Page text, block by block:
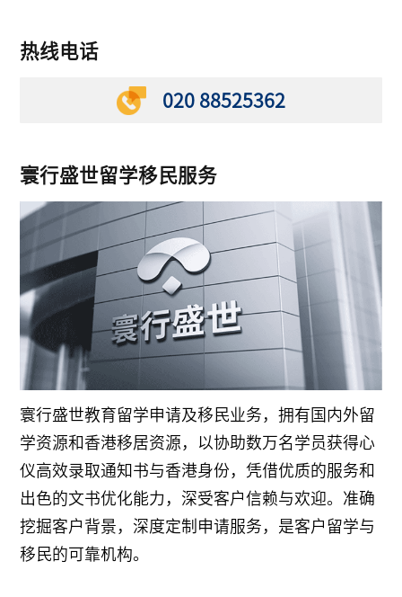
热线电话
020 88525362
寰行盛世留学移民服务
寰行盛世教育留学申请及移民业务，拥有国内外留
学资源和香港移居资源，以协助数万名学员获得心
仪高效录取通知书与香港身份，凭借优质的服务和
出色的文书优化能力，深受客户信赖与欢迎。准确
挖掘客户背景，深度定制申请服务，是客户留学与
移民的可靠机构。